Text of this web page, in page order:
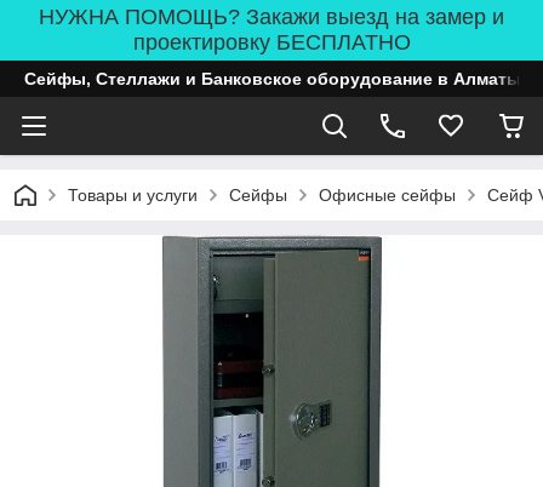
НУЖНА ПОМОЩЬ? Закажи выезд на замер и
проектировку БЕСПЛАТНО
Сейфы, Стеллажи и Банковское оборудование в Алматы
Товары и услуги Сейфы Офисные сейфы Сейф